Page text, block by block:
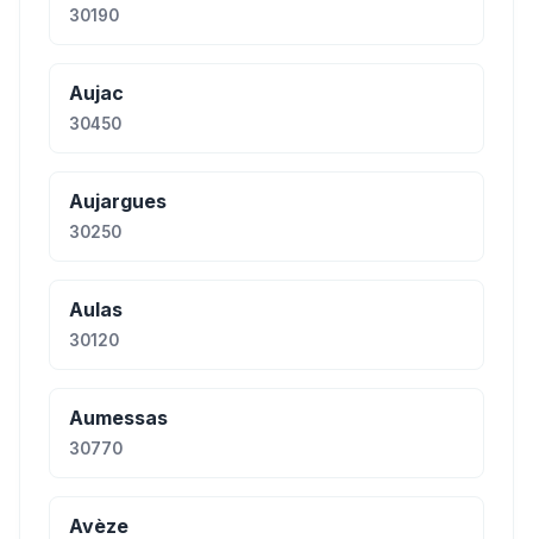
30190
Aujac
30450
Aujargues
30250
Aulas
30120
Aumessas
30770
Avèze